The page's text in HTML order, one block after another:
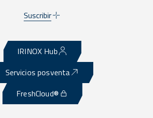
Suscribir
IRINOX Hub
Servicios posventa
FreshCloud®